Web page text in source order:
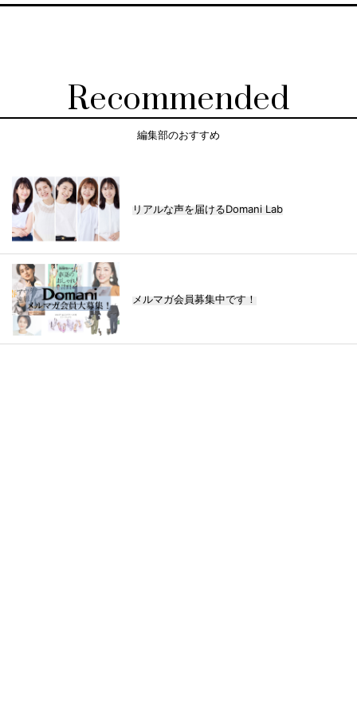
Recommended
編集部のおすすめ
リアルな声を届けるDomani Lab
メルマガ会員募集中です！